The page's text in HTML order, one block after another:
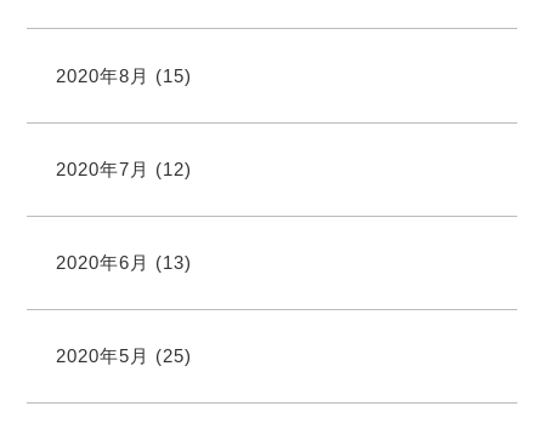
2020年8月 (15)
2020年7月 (12)
2020年6月 (13)
2020年5月 (25)